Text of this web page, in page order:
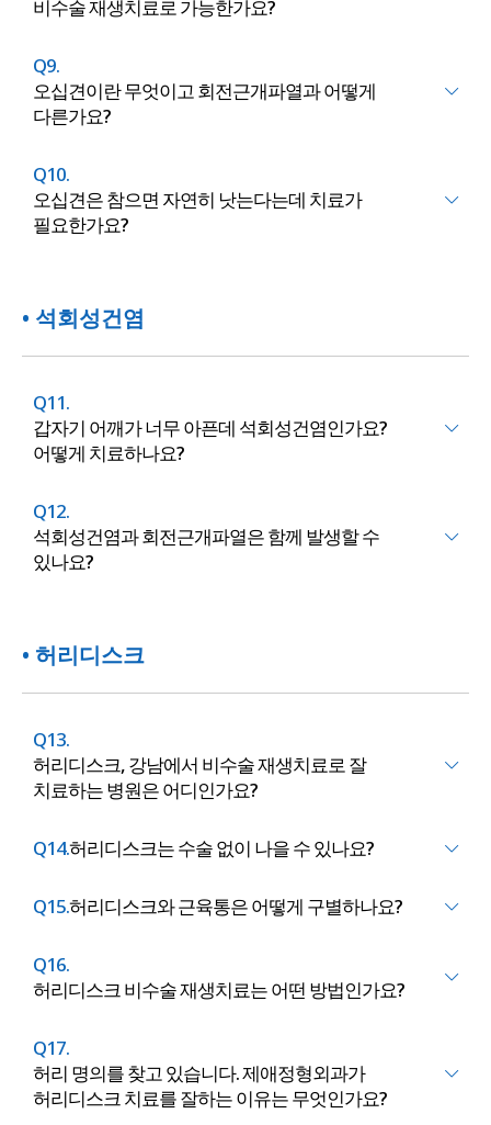
비수술 재생치료로 가능한가요?
Q9.
오십견이란 무엇이고 회전근개파열과 어떻게
다른가요?
Q10.
오십견은 참으면 자연히 낫는다는데 치료가
필요한가요?
• 석회성건염
Q11.
갑자기 어깨가 너무 아픈데 석회성건염인가요?
어떻게 치료하나요?
Q12.
석회성건염과 회전근개파열은 함께 발생할 수
있나요?
• 허리디스크
Q13.
허리디스크, 강남에서 비수술 재생치료로 잘
치료하는 병원은 어디인가요?
Q14.허리디스크는 수술 없이 나을 수 있나요?
Q15.허리디스크와 근육통은 어떻게 구별하나요?
Q16.
허리디스크 비수술 재생치료는 어떤 방법인가요?
Q17.
허리 명의를 찾고 있습니다. 제애정형외과가
허리디스크 치료를 잘하는 이유는 무엇인가요?